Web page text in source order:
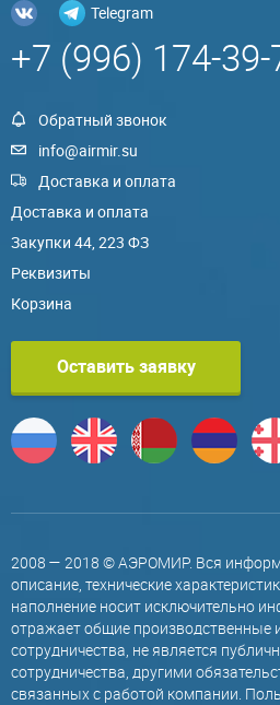
Telegram
+7 (996) 174-39-
Обратный звонок
info@airmir.su
Доставка и оплата
Доставка и оплата
Закупки 44, 223 ФЗ
Реквизиты
Корзина
Оставить заявку
2008 — 2018 © АЭРОМИР. Вся
описание, технические
наполнение носит исключительно
отражает общие производственные
сотрудничества, не является
сотрудничества, другими
связанных с работой компании.